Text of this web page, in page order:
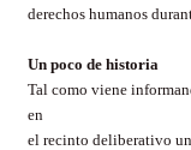
derechos humanos
Un poco de historia
Tal como viene
en
el recinto deliberativo